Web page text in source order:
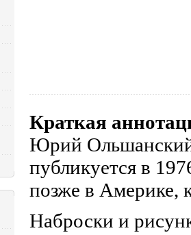
Краткая
Юрий
публикуется в
позже в Америке,
Наброски и